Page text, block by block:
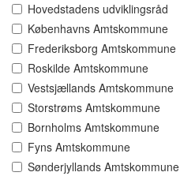
Hovedstadens udviklingsråd
Københavns Amtskommune
Frederiksborg Amtskommune
Roskilde Amtskommune
Vestsjællands Amtskommune
Storstrøms Amtskommune
Bornholms Amtskommune
Fyns Amtskommune
Sønderjyllands Amtskommune